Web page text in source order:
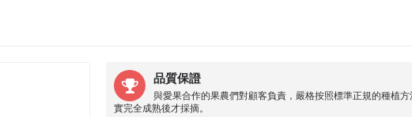
品質保證
與愛果合作的果農們對顧客負責，嚴格按照標準正規的種植
實完全成熟後才採摘。